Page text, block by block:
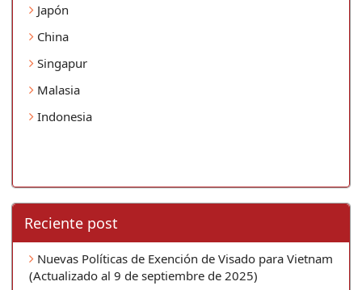
Japón
China
Singapur
Malasia
Indonesia
Reciente post
Nuevas Políticas de Exención de Visado para Vietnam
(Actualizado al 9 de septiembre de 2025)